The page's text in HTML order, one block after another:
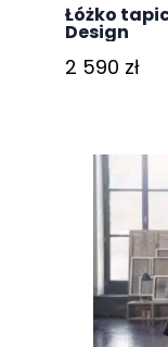
Łóżko
Design
2 590 zł